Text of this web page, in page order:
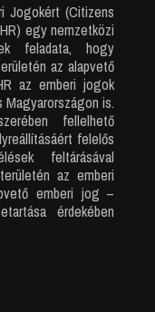
Jogokért (Citizens
egy nemzetközi
feladata, hogy
az alapvető
az emberi jogok
is.
fellelhető
felelős
feltárásával
az emberi
emberi jog –
érdekében